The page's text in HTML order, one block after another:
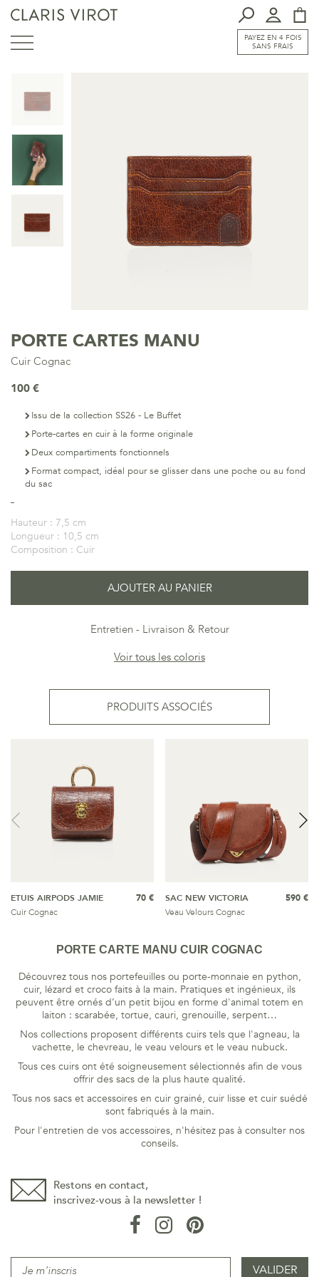
PAYEZ EN 4 FOIS
SANS FRAIS
PORTE CARTES MANU
Cuir Cognac
100 €
Issu de la collection SS26 - Le Buffet
Porte-cartes en cuir à la forme originale
Deux compartiments fonctionnels
Format compact, idéal pour se glisser dans une poche ou au fond
du sac
Hauteur : 7,5 cm
Longueur : 10,5 cm
Composition : Cuir
AJOUTER AU PANIER
Entretien
Livraison & Retour
Voir tous les coloris
PRODUITS ASSOCIÉS
ETUIS AIRPODS JAMIE
Cuir Cognac
70 €
SAC NEW VICTORIA
Veau Velours Cognac
590 €
PORTE CARTE MANU CUIR COGNAC
Découvrez tous nos portefeuilles ou porte-monnaie en python,
cuir, lézard et croco faits à la main. Pratiques et ingénieux, ils
peuvent être ornés d’un petit bijou en forme d'animal totem en
laiton : scarabée, tortue, cauri, grenouille, serpent…
Nos collections proposent différents cuirs tels que l'agneau, la
vachette, le chevreau, le veau velours et le veau nubuck.
Tous ces cuirs ont été soigneusement sélectionnés afin de vous
offrir des sacs de la plus haute qualité.
Tous nos sacs et accessoires en cuir grainé, cuir lisse et cuir suédé
sont fabriqués à la main.
Pour l'entretien de vos accessoires, n'hésitez pas à consulter nos
conseils.
Restons en contact,
inscrivez-vous à la newsletter !